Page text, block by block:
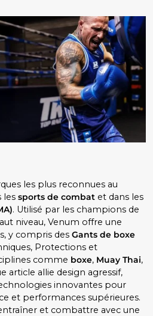
les plus reconnues au
les sports de combat et dans les
. Utilisé par les champions de
niveau, Venum offre une
y compris des Gants de boxe
Protections et
comme boxe, Muay Thai,
article allie design agressif,
innovantes pour
et performances supérieures.
et combattre avec une